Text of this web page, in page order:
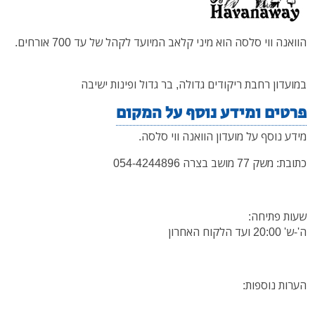
הוואנה ווי סלסה הוא מיני קלאב המיועד לקהל של עד 700 אורחים.
במועדון רחבת ריקודים גדולה, בר גדול ופינות ישיבה
פרטים ומידע נוסף על המקום
מידע נוסף על מועדון הוואנה ווי סלסה.
כתובת: משק 77 מושב בצרה 054-4244896
שעות פתיחה:
ה'-ש' 20:00 ועד הלקוח האחרון
הערות נוספות: